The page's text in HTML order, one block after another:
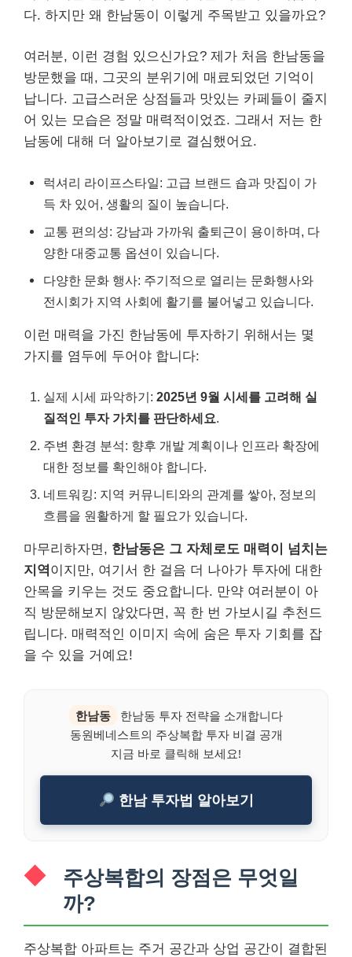
다. 하지만 왜 한남동이 이렇게 주목받고 있을까요?
여러분, 이런 경험 있으신가요? 제가 처음 한남동을
방문했을 때, 그곳의 분위기에 매료되었던 기억이
납니다. 고급스러운 상점들과 맛있는 카페들이 줄지
어 있는 모습은 정말 매력적이었죠. 그래서 저는 한
남동에 대해 더 알아보기로 결심했어요.
럭셔리 라이프스타일: 고급 브랜드 숍과 맛집이 가
득 차 있어, 생활의 질이 높습니다.
교통 편의성: 강남과 가까워 출퇴근이 용이하며, 다
양한 대중교통 옵션이 있습니다.
다양한 문화 행사: 주기적으로 열리는 문화행사와
전시회가 지역 사회에 활기를 불어넣고 있습니다.
이런 매력을 가진 한남동에 투자하기 위해서는 몇
가지를 염두에 두어야 합니다:
실제 시세 파악하기: 2025년 9월 시세를 고려해 실
질적인 투자 가치를 판단하세요.
주변 환경 분석: 향후 개발 계획이나 인프라 확장에
대한 정보를 확인해야 합니다.
네트워킹: 지역 커뮤니티와의 관계를 쌓아, 정보의
흐름을 원활하게 할 필요가 있습니다.
마무리하자면, 한남동은 그 자체로도 매력이 넘치는
지역이지만, 여기서 한 걸음 더 나아가 투자에 대한
안목을 키우는 것도 중요합니다. 만약 여러분이 아
직 방문해보지 않았다면, 꼭 한 번 가보시길 추천드
립니다. 매력적인 이미지 속에 숨은 투자 기회를 잡
을 수 있을 거예요!
한남동
한남동 투자 전략을 소개합니다
동원베네스트의 주상복합 투자 비결 공개
지금 바로 클릭해 보세요!
한남 투자법 알아보기
주상복합의 장점은 무엇일
까?
주상복합 아파트는 주거 공간과 상업 공간이 결합된